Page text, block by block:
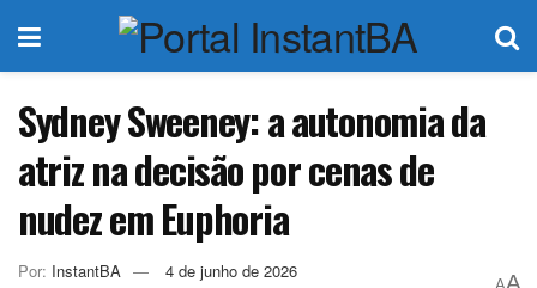
Sydney Sweeney: a autonomia da
atriz na decisão por cenas de
nudez em Euphoria
Por: InstantBA
4 de junho de 2026
A